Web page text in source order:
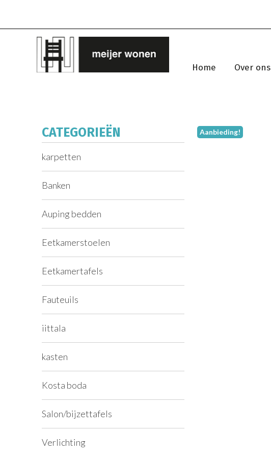
Home Over ons
CATEGORIEËN
karpetten
Banken
Auping bedden
Eetkamerstoelen
Eetkamertafels
Fauteuils
iittala
kasten
Kosta boda
Salon/bijzettafels
Verlichting
Aanbieding!